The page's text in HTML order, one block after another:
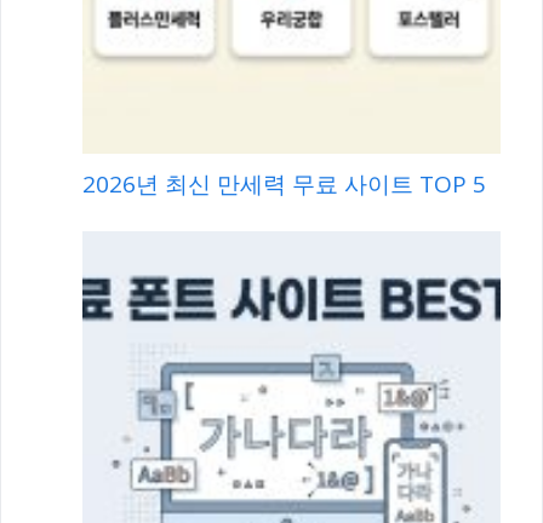
2026년 최신 만세력 무료 사이트 TOP 5